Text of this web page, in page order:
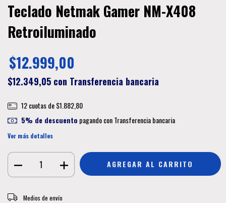
Teclado Netmak Gamer NM-X408
Retroiluminado
$12.999,00
$12.349,05 con Transferencia bancaria
12 cuotas de$1.882,80
5% de descuento pagando con Transferencia bancaria
Ver más detalles
Entregas para el CP:
Medios de envío